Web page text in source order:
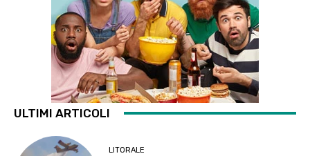
ULTIMI ARTICOLI
LITORALE